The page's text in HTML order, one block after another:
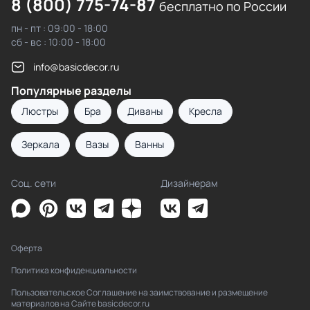
бесплатно по России
пн - пт : 09:00 - 18:00
сб - вс : 10:00 - 18:00
info@basicdecor.ru
Популярные разделы
Люстры Бра Диваны Кресла
Зеркала Вазы Ванны
Соц. сети Дизайнерам
Оферта
Политика конфиденциальности
Пользовательское Соглашение на заимствование и размещение
материалов на Сайте basicdecor.ru